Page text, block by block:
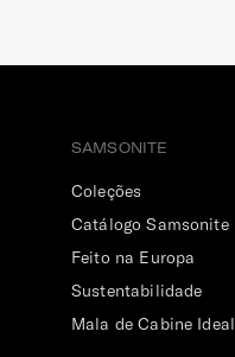
SAMSONITE
Coleções
Catálogo Samsonite
Feito na Europa
Sustentabilidade
Mala de Cabine Ideal